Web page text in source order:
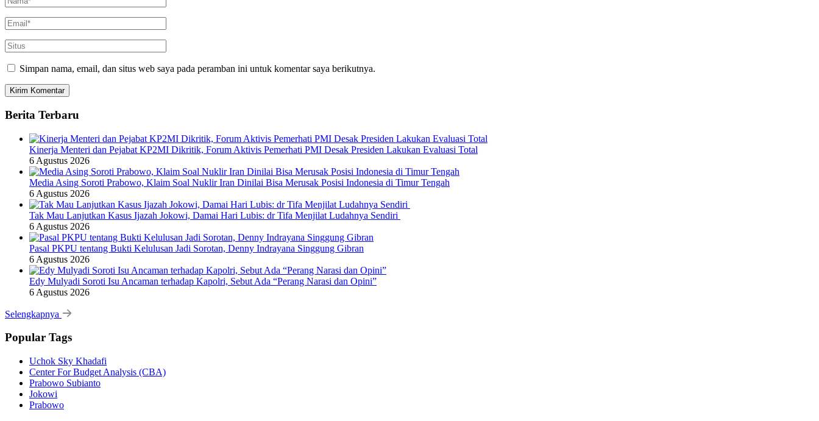
Simpan nama, email, dan situs web saya pada peramban ini untuk komentar saya berikutnya.
Berita Terbaru
Kinerja Menteri dan Pejabat KP2MI Dikritik, Forum Aktivis Pemerhati PMI Desak Presiden Lakukan Evaluasi Total
6 Agustus 2026
Media Asing Soroti Prabowo, Klaim Soal Nuklir Iran Dinilai Bisa Merusak Posisi Indonesia di Timur Tengah
6 Agustus 2026
Tak Mau Lanjutkan Kasus Ijazah Jokowi, Damai Hari Lubis: dr Tifa Menjilat Ludahnya Sendiri
6 Agustus 2026
Pasal PKPU tentang Bukti Kelulusan Jadi Sorotan, Denny Indrayana Singgung Gibran
6 Agustus 2026
Edy Mulyadi Soroti Isu Ancaman terhadap Kapolri, Sebut Ada “Perang Narasi dan Opini”
6 Agustus 2026
Selengkapnya
Popular Tags
Uchok Sky Khadafi
Center For Budget Analysis (CBA)
Prabowo Subianto
Jokowi
Prabowo